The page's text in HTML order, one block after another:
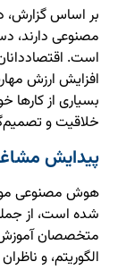
بر اساس گزارش،
مصنوعی دارند،
است.
افزایش ارزش
بسیاری از کارها
خلاقیت و
پیدایش
هوش مصنوعی
شده است، از
متخصصان آموزش
الگوریتم، و